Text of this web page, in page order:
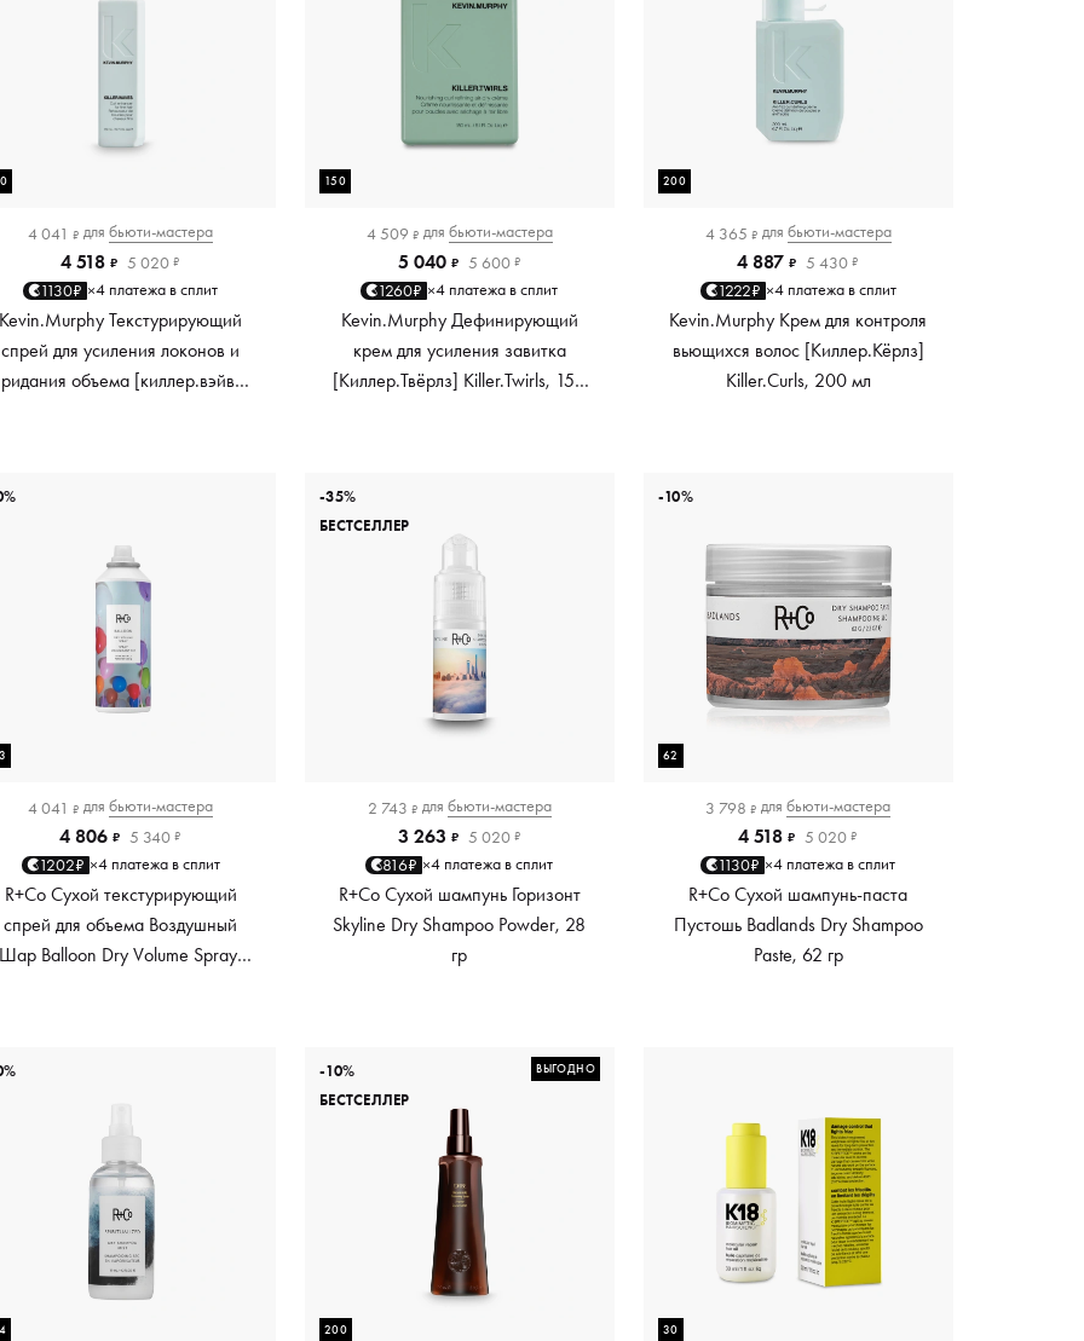
4 041 ₽ для бьюти-мастера
4 518 ₽ 5 020 ₽
1130₽ ×4 платежа в сплит
Kevin.Murphy Текстурирующий
спрей для усиления локонов и
объема [киллер.вэйвс]
150
4 509 ₽ для бьюти-мастера
5 040 ₽ 5 600 ₽
1260₽ ×4 платежа в сплит
Kevin.Murphy Дефинирующий
крем для усиления завитка
[Киллер.Твёрлз] Killer.Twirls, 150
200
4 365 ₽ для бьюти-мастера
4 887 ₽ 5 430 ₽
1222₽ ×4 платежа в сплит
Kevin.Murphy Крем для контроля
вьющихся волос [Киллер.Кёрлз]
Killer.Curls, 200 мл
4 041 ₽ для бьюти-мастера
4 806 ₽ 5 340 ₽
1202₽ ×4 платежа в сплит
R+Co Сухой текстурирующий
спрей для объема Воздушный
Шар Balloon Dry Volume Spray,
2 743 ₽ для бьюти-мастера
3 263 ₽ 5 020 ₽
816₽ ×4 платежа в сплит
R+Co Сухой шампунь Горизонт
Skyline Dry Shampoo Powder, 28
гр
-35%
БЕСТСЕЛЛЕР
62
3 798 ₽ для бьюти-мастера
4 518 ₽ 5 020 ₽
1130₽ ×4 платежа в сплит
R+Co Сухой шампунь-паста
Пустошь Badlands Dry Shampoo
Paste, 62 гр
-10%
200
ВЫГОДНО
-10%
БЕСТСЕЛЛЕР
30